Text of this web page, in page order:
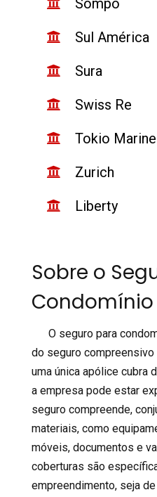
Sompo
Sul América
Sura
Swiss Re
Tokio Marine
Zurich
Liberty
Sobre o
Condomínio
O seguro para
do seguro
uma única apólice cubra
a empresa pode estar
seguro compreende,
materiais, como
móveis, documentos e
coberturas são
empreendimento, seja